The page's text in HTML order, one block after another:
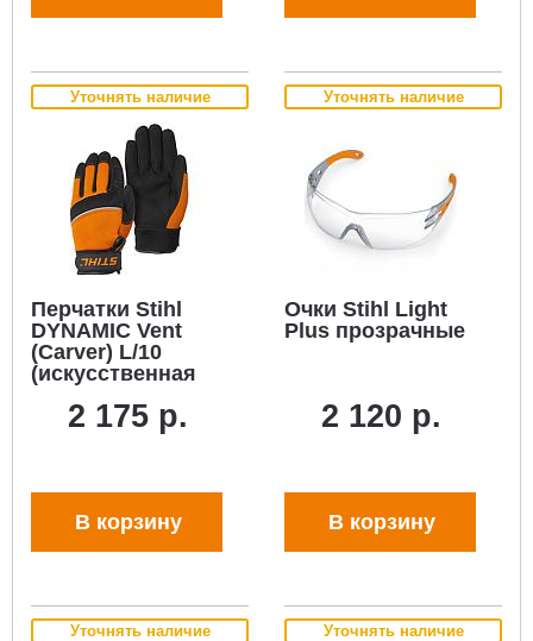
Уточнять наличие
Перчатки Stihl
DYNAMIC Vent
(Carver) L/10
(искусственная
2 175 р.
В корзину
Уточнять наличие
Очки Stihl Light
Plus прозрачные
2 120 р.
В корзину
Уточнять наличие Уточнять наличие